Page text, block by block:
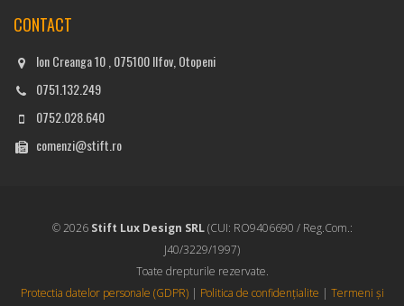
CONTACT
Ion Creanga 10 , 075100 Ilfov, Otopeni
0751.132.249
0752.028.640
comenzi@stift.ro
© 2026 Stift Lux Design SRL(CUI: RO9406690 / Reg.Com.:
J40/3229/1997)
Toate drepturile rezervate.
Protectia datelor personale (GDPR)| Politica de confidențialite | Termeni și